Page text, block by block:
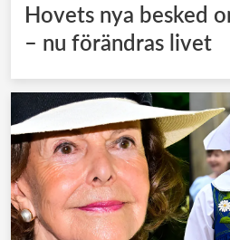
Hovets nya besked
– nu förändras livet